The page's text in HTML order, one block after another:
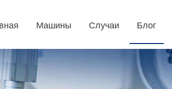
Машины Случаи Блог